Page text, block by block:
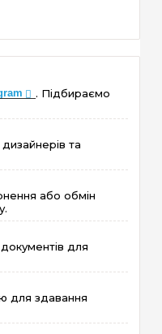
. Підбираємо
та
або обмін
для
для здавання